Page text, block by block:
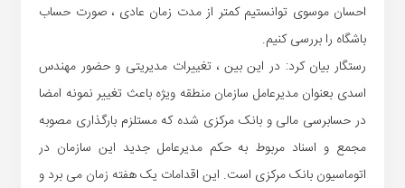
احسان موسوی توانستیم کمتر از مدت زمان عادی ، صورت حساب
باشگاه را بررسی کنیم.
رستگار بیان کرد: در این بین ، تغییرات مدیریتی و حضور مهندس
اسدی بعنوان مدیرعامل سازمان منطقه ویژه باعث تغییر نمونه امضا
در حسابرسی مالی و بانک مرکزی شده که مستلزم بارگذاری مصوبه
مجمع و اسناد مربوط به حکم مدیرعامل جدید این سازمان در
اتوماسیون بانک مرکزی است. این اقدامات یک هفته زمان می برد و